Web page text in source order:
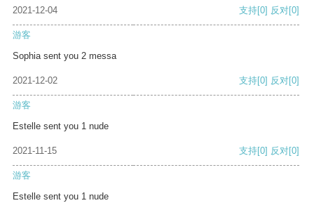
2021-12-04 支持[0] 反对[0]
游客
Sophia sent you 2 messa
2021-12-02 支持[0] 反对[0]
游客
Estelle sent you 1 nude
2021-11-15 支持[0] 反对[0]
游客
Estelle sent you 1 nude